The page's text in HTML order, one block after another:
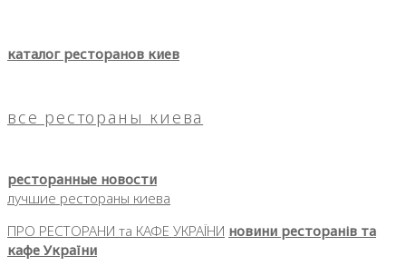
каталог ресторанов киев
все рестораны киева
ресторанные новости
лучшие рестораны киева
ПРО РЕСТОРАНИ та КАФЕ УКРАЇНИ новини ресторанів та
кафе України